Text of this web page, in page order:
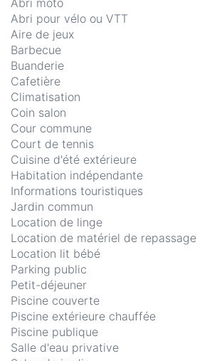
Abri moto
Abri pour vélo ou VTT
Aire de jeux
Barbecue
Buanderie
Cafetière
Climatisation
Coin salon
Cour commune
Court de tennis
Cuisine d'été extérieure
Habitation indépendante
Informations touristiques
Jardin commun
Location de linge
Location de matériel de repassage
Location lit bébé
Parking public
Petit-déjeuner
Piscine couverte
Piscine extérieure chauffée
Piscine publique
Salle d'eau privative